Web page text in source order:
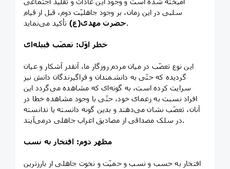
سلبی در این زمان، بر وجود جاهلیّت دوم، قبل از قیام
حضرت مهدی(ع)تأکید می‌نماید.
خطر اوّل: تعصّب قبیله‌ای
این نوع تعصّب در میان مردم روزگار ما، آنقدر آشکار و عیان
گردیده که حتّی به دانشمندان و فراگیرندگان دانش نیز
سرایت کرده است، به گونه‌ای که مشاهده می‌گردد این
افراد نسبت به زعمای خود، حتّی با وجود مشاهده خطا در
آنان، تعصّب نشان می‌دهند و بدین گونه دانسته یا ندانسته
در سلک مصداقی از مصادیق اعراب جاهلی درمی‌آیند.
مظهر دوم: افتخار به نسب
افتخار به حسب و نسب و حمیّت و نخوت جاهلی از بارزترین